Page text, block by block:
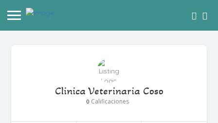
Clinica Veterinaria Coso
0 Calificaciones